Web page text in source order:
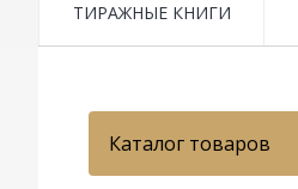
ТИРАЖНЫЕ КНИГИ
Каталог товаров